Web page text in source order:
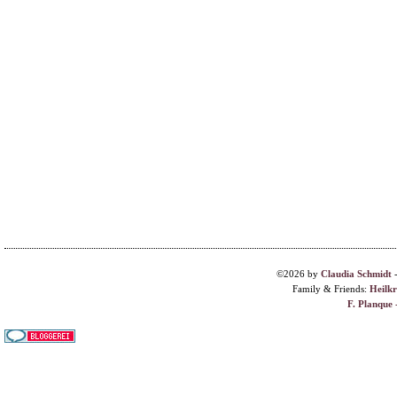
©2026 by Claudia Schmidt
Family & Friends:
F. Planque